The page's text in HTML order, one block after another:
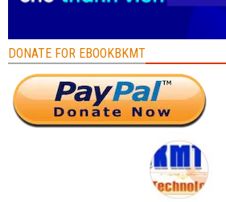
DONATE FOR EBOOKBKMT